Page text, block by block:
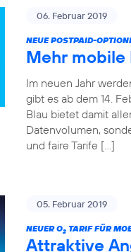
06. Februar 2019
NEUE POSTPAID-
Mehr mobile
Im neuen Jahr
gibt es ab dem 14.
Blau bietet damit
Datenvolumen,
und faire Tarife […]
05. Februar 2019
NEUER O2 TARIF FÜR
Attraktive